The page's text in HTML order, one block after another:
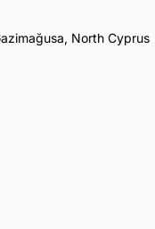
North Cyprus